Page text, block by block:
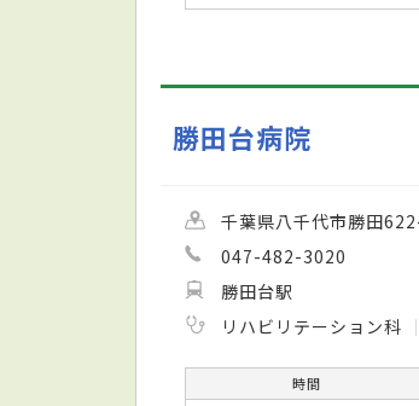
勝田台病院
千葉県八千代市勝田
047-482-3020
勝田台駅
リハビリテーション科
時間